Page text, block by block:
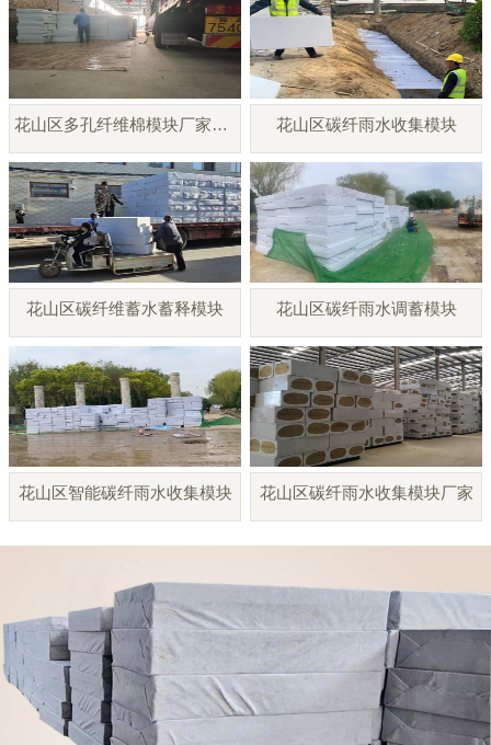
花山区多孔纤维棉模块厂家直销 花山区碳纤雨水收集模块
花山区碳纤维蓄水蓄释模块 花山区碳纤雨水调蓄模块
花山区智能碳纤雨水收集模块 花山区碳纤雨水收集模块厂家